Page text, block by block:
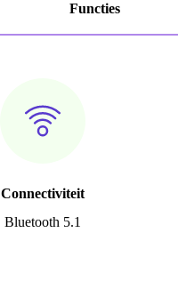
Functies
Connectiviteit
Bluetooth 5.1